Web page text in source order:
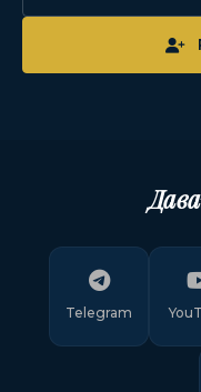
Telegram